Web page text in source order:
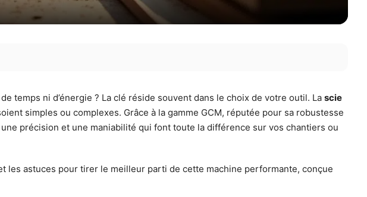
temps ni d’énergie ? La clé réside souvent dans le choix de votre outil. La scie
simples ou complexes. Grâce à la gamme GCM, réputée pour sa robustesse
précision et une maniabilité qui font toute la différence sur vos chantiers ou
les astuces pour tirer le meilleur parti de cette machine performante, conçue